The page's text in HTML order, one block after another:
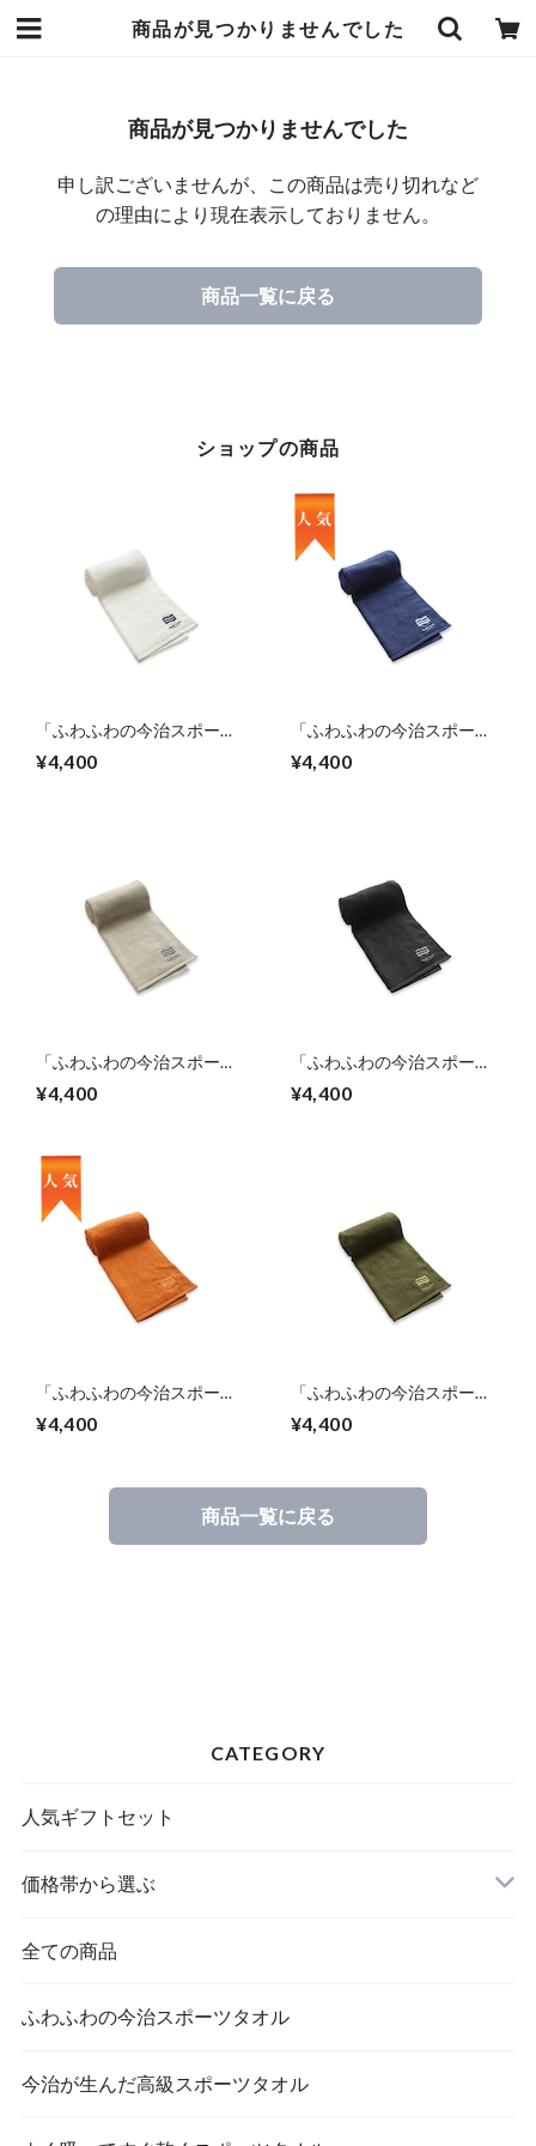
商品が見つかりませんでした
商品が見つかりませんでした
申し訳ございませんが、この商品は売り切れなど
の理由により現在表示しておりません。
商品一覧に戻る
ショップの商品
「ふわふわの今治スポーツ
タオル」（ホワイト）
¥4,400
「ふわふわの今治スポーツ
タオル」（ネイビー）
¥4,400
「ふわふわの今治スポーツ
¥4,400
「ふわふわの今治スポーツ
¥4,400
「ふわふわの今治スポーツ
¥4,400
「ふわふわの今治スポーツ
¥4,400
商品一覧に戻る
CATEGORY
人気ギフトセット
価格帯から選ぶ
全ての商品
ふわふわの今治スポーツタオル
今治が生んだ高級スポーツタオル